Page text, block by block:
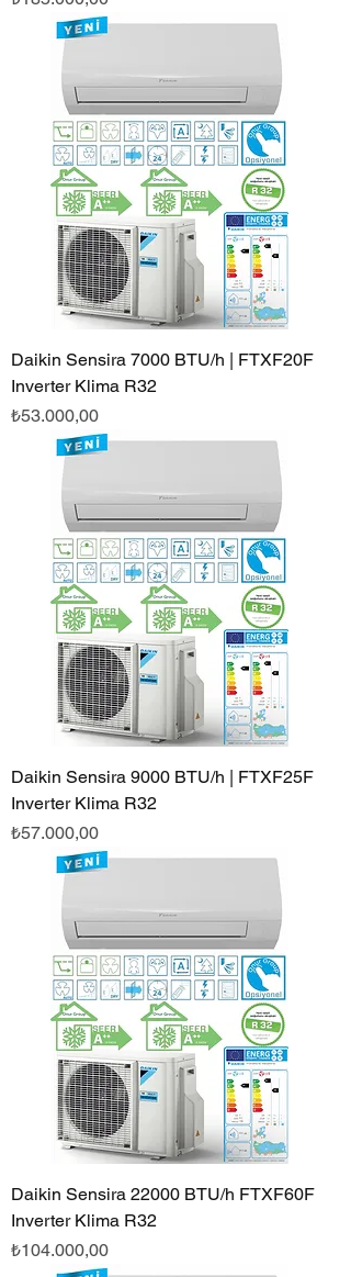
Daikin Sensira 7000 BTU/h | FTXF20F
Inverter Klima R32
Fiyat
₺53.000,00
Daikin Sensira 9000 BTU/h | FTXF25F
Inverter Klima R32
Fiyat
₺57.000,00
Daikin Sensira 22000 BTU/h FTXF60F
Inverter Klima R32
Fiyat
₺104.000,00